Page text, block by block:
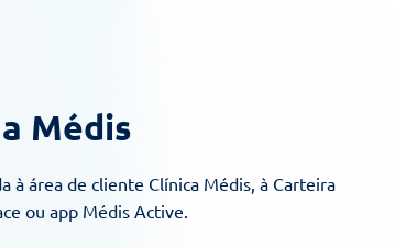
Médis
à área de cliente Clínica Médis, à Carteira
ou app Médis Active.